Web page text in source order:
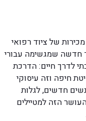
מכירות של ציוד רפואי
חדשה שמגשימה עבורי
לדרך חיים: הדרכת
חיפה וזה עיסוקי
להכיר אנשים חדשים, לגלות
הזה למטיילים